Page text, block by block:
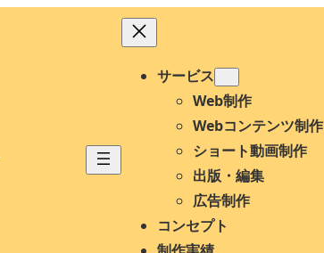
サービス
Web制作
Webコンテンツ制作
ショート動画制作
出版・編集
広告制作
コンセプト